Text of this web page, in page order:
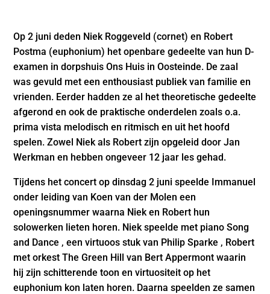
Op 2 juni deden Niek Roggeveld (cornet) en Robert
Postma (euphonium) het openbare gedeelte van hun D-
examen in dorpshuis Ons Huis in Oosteinde. De zaal
was gevuld met een enthousiast publiek van familie en
vrienden. Eerder hadden ze al het theoretische gedeelte
afgerond en ook de praktische onderdelen zoals o.a.
prima vista melodisch en ritmisch en uit het hoofd
spelen. Zowel Niek als Robert zijn opgeleid door Jan
Werkman en hebben ongeveer 12 jaar les gehad.
Tijdens het concert op dinsdag 2 juni speelde Immanuel
onder leiding van Koen van der Molen een
openingsnummer waarna Niek en Robert hun
solowerken lieten horen. Niek speelde met piano Song
and Dance , een virtuoos stuk van Philip Sparke , Robert
met orkest The Green Hill van Bert Appermont waarin
hij zijn schitterende toon en virtuositeit op het
euphonium kon laten horen. Daarna speelden ze samen